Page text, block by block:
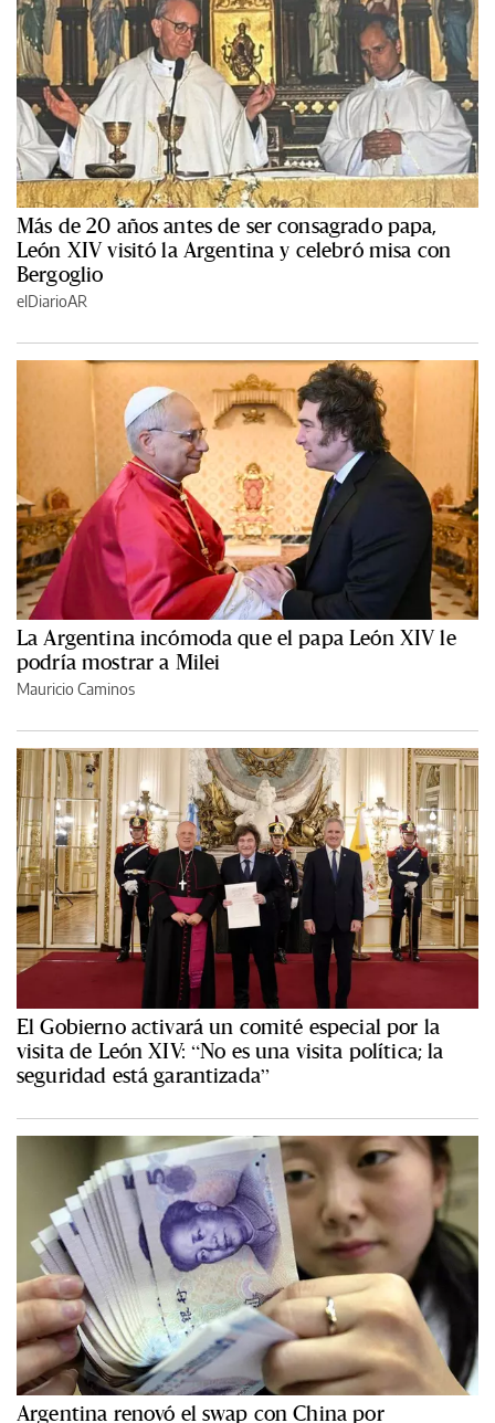
Más de 20 años antes de ser consagrado papa,
León XIV visitó la Argentina y celebró misa con
Bergoglio
elDiarioAR
La Argentina incómoda que el papa León XIV le
podría mostrar a Milei
Mauricio Caminos
El Gobierno activará un comité especial por la
visita de León XIV: “No es una visita política; la
seguridad está garantizada”
Argentina renovó el swap con China por